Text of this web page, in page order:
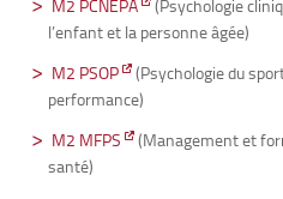
M2 PCNEPA
(Psychologie
l’enfant et la personne âgée)
M2 PSOP
(Psychologie du
performance)
M2 MFPS
(Management et
santé)